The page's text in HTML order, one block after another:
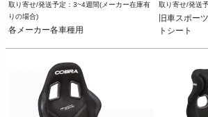
12FVD  "FVD 521 9XX 01SGT"
12VIVID"C SUPF-X-BKS-GRP"
3~4週間(メーカー在庫有
りの場合)
各メーカー各車種用
12VIVID"C
旧車スポー
トシート